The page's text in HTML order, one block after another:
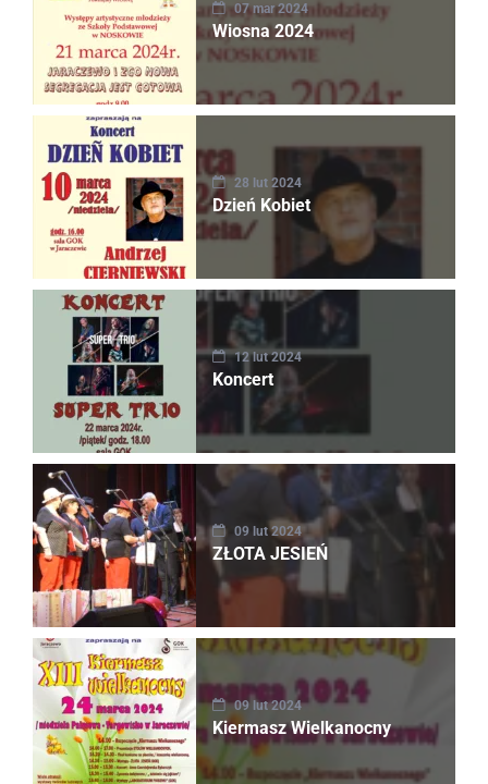
07 mar 2024
Wiosna 2024
28 lut 2024
Dzień Kobiet
12 lut 2024
Koncert
09 lut 2024
ZŁOTA JESIEŃ
09 lut 2024
Kiermasz Wielkanocny